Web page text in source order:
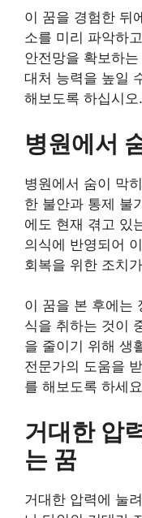
이 꿈을 경험한 뒤
소를 미리 파악하
안전망을 확보하
대처 능력을 높일
해보도록 하십시오.
병원에서
병원에서 숨이 막
한 불안과 통제 불
에도 현재 겪고 있
의식에 반영되어
회복을 위한 조치
이 꿈을 본 후에는
식을 취하는 것이
을 줄이기 위해 생
전문가의 도움을
를 해보도록 하세
거대한 압
는 꿈
거대한 압력에 눌